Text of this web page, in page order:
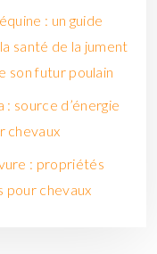
: un guide
santé de la jument
son futur poulain
: source d’énergie
chevaux
: propriétés
pour chevaux